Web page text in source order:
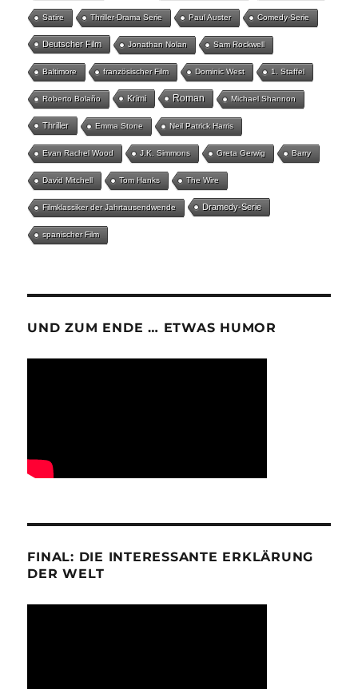
Satire Thriller-Drama Serie Paul Auster Comedy-Serie
Deutscher Film Jonathan Nolan Sam Rockwell
Baltimore französischer Film Dominic West 1. Staffel
Roberto Bolaño Krimi Roman Michael Shannon
Thriller Emma Stone Neil Patrick Harris
Evan Rachel Wood J.K. Simmons Greta Gerwig Barry
David Mitchell Tom Hanks The Wire
Filmklassiker der Jahrtausendwende Dramedy-Serie
spanischer Film
UND ZUM ENDE … ETWAS HUMOR
FINAL: DIE INTERESSANTE ERKLÄRUNG
DER WELT